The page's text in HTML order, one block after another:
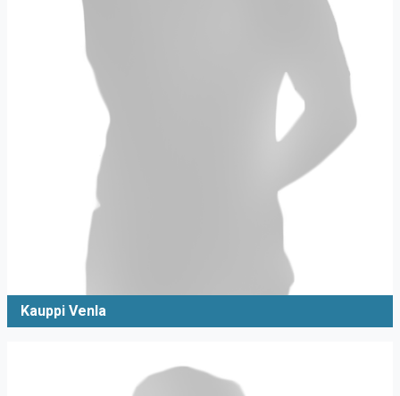
Kauppi Venla